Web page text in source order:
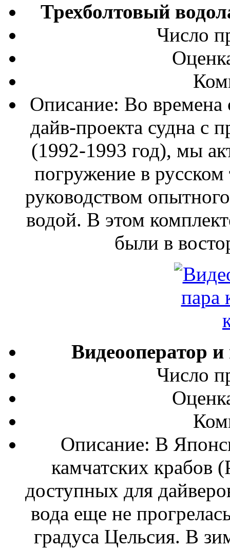
Трехболтовый
Число
Описание: Во времена
дайв-проекта судна с
(1992-1993 год), мы
погружение в
руководством
водой. В этом
были в
Видеооператор
Число
Описание: В
камчатских крабов
доступных для
вода еще не
градуса Цельсия. В